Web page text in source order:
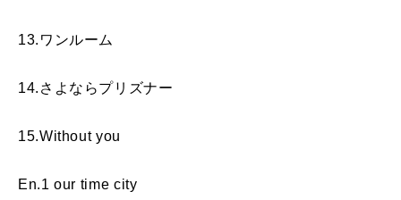
13.ワンルーム
14.さよならプリズナー
15.Without you
En.1 our time city